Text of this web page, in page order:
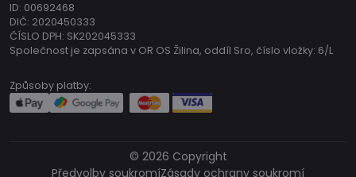
ID: 00692468
DIČ: 2020450333
ČÍSLO DPH: SK202045333
Společnost je zapsána v OR OS Žilina, oddíl Sro, číslo vložky: 6/L
Způsoby platby:
© 2026 Copyright
Předvolby soukromíZásady ochrany soukromí